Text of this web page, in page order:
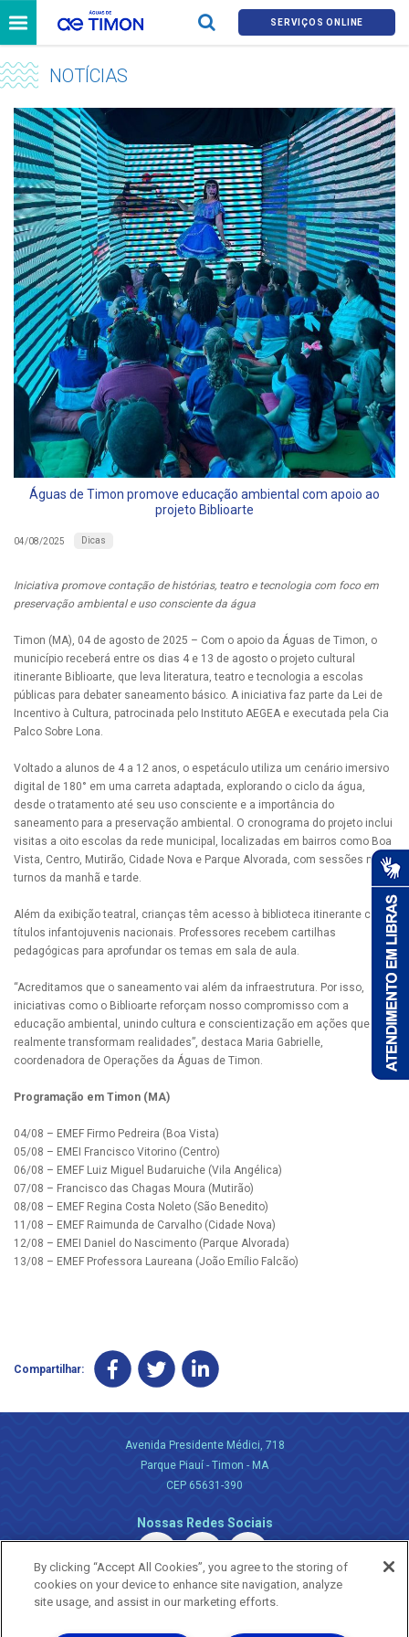
SERVIÇOS ONLINE
NOTÍCIAS
Águas de Timon promove educação ambiental com apoio ao
projeto Biblioarte
04/08/2025 Dicas
Iniciativa promove contação de histórias, teatro e tecnologia com foco em
preservação ambiental e uso consciente da água
Timon (MA), 04 de agosto de 2025 – Com o apoio da Águas de Timon, o
município receberá entre os dias 4 e 13 de agosto o projeto cultural
itinerante Biblioarte, que leva literatura, teatro e tecnologia a escolas
públicas para debater saneamento básico. A iniciativa faz parte da Lei de
Incentivo à Cultura, patrocinada pelo Instituto AEGEA e executada pela Cia
Palco Sobre Lona.
Voltado a alunos de 4 a 12 anos, o espetáculo utiliza um cenário imersivo
digital de 180° em uma carreta adaptada, explorando o ciclo da água,
desde o tratamento até seu uso consciente e a importância do
saneamento para a preservação ambiental. O cronograma do projeto inclui
visitas a oito escolas da rede municipal, localizadas em bairros como Boa
Vista, Centro, Mutirão, Cidade Nova e Parque Alvorada, com sessões nos
turnos da manhã e tarde.
Além da exibição teatral, crianças têm acesso à biblioteca itinerante com
títulos infantojuvenis nacionais. Professores recebem cartilhas
pedagógicas para aprofundar os temas em sala de aula.
“Acreditamos que o saneamento vai além da infraestrutura. Por isso,
iniciativas como o Biblioarte reforçam nosso compromisso com a
educação ambiental, unindo cultura e conscientização em ações que
realmente transformam realidades”, destaca Maria Gabrielle,
coordenadora de Operações da Águas de Timon.
Programação em Timon (MA)
04/08 – EMEF Firmo Pedreira (Boa Vista)
05/08 – EMEI Francisco Vitorino (Centro)
06/08 – EMEF Luiz Miguel Budaruiche (Vila Angélica)
07/08 – Francisco das Chagas Moura (Mutirão)
08/08 – EMEF Regina Costa Noleto (São Benedito)
11/08 – EMEF Raimunda de Carvalho (Cidade Nova)
12/08 – EMEI Daniel do Nascimento (Parque Alvorada)
13/08 – EMEF Professora Laureana (João Emílio Falcão)
Compartilhar:
Avenida Presidente Médici, 718
Parque Piauí - Timon - MA
CEP 65631-390
Nossas Redes Sociais
By clicking “Accept All Cookies”, you agree to the storing of
cookies on your device to enhance site navigation, analyze
site usage, and assist in our marketing efforts.